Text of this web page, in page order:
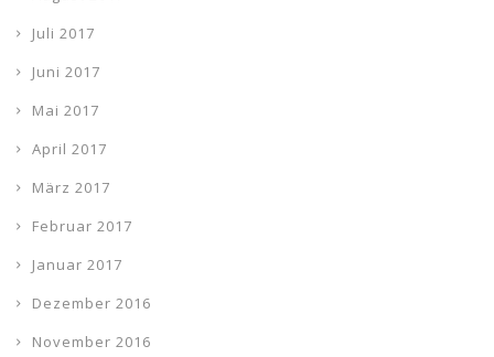
Juli 2017
Juni 2017
Mai 2017
April 2017
März 2017
Februar 2017
Januar 2017
Dezember 2016
November 2016